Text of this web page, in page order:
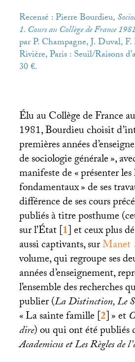
Recensé : Pierre Bourdieu,
1. Cours au Collège de France
par P. Champagne, J. Duval,
Rivière, Paris : Seuil/Raisons
30 €.
Élu au Collège de France
1981, Bourdieu choisit
premières années
de sociologie générale»,
manifeste de «présenter
fondamentaux» de ses
différence de ses cours
publiés à titre posthume
sur l’État[1]et ceux plus
aussi captivants, surManet
volume, qui regroupe ses
années d’enseignement,
l’ensemble des recherches
publier (La Distinction, Le
«La sainte famille[2]» et
dire) ou qui ont été publiés
Academicus et Les Règles de